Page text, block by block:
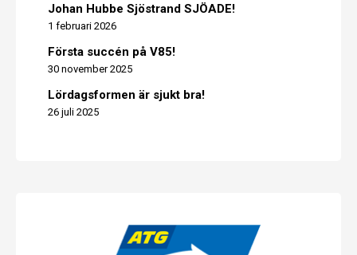
Johan Hubbe Sjöstrand SJÖADE!
1 februari 2026
Första succén på V85!
30 november 2025
Lördagsformen är sjukt bra!
26 juli 2025